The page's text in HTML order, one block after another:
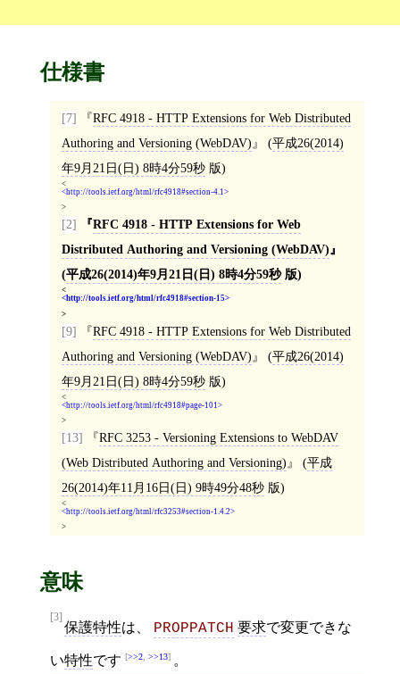
仕様書
[7]
RFC 4918 - HTTP Extensions for Web Distributed
Authoring and Versioning (WebDAV)
(平成26(2014)
年9月21日(日) 8時4分59秒版)
<
http://tools.ietf.org/html/rfc4918#section-4.1
>
[2]
RFC 4918 - HTTP Extensions for Web
Distributed Authoring and Versioning (WebDAV)
(平成26(2014)年9月21日(日) 8時4分59秒版)
<
http://tools.ietf.org/html/rfc4918#section-15
>
[9]
RFC 4918 - HTTP Extensions for Web Distributed
Authoring and Versioning (WebDAV)
(平成26(2014)
年9月21日(日) 8時4分59秒版)
<
http://tools.ietf.org/html/rfc4918#page-101
>
[13]
RFC 3253 - Versioning Extensions to WebDAV
(Web Distributed Authoring and Versioning)
(平成
26(2014)年11月16日(日) 9時49分48秒版)
<
http://tools.ietf.org/html/rfc3253#section-1.4.2
>
意味
[3]
保護特性は、 PROPPATCH 要求で変更できな
い特性です >>2 >>13 。